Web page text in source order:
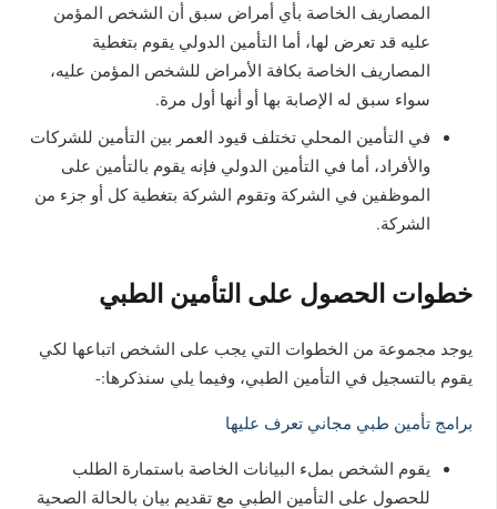
المصاريف الخاصة بأي أمراض سبق أن الشخص المؤمن
عليه قد تعرض لها، أما التأمين الدولي يقوم بتغطية
المصاريف الخاصة بكافة الأمراض للشخص المؤمن عليه،
سواء سبق له الإصابة بها أو أنها أول مرة.
في التأمين المحلي تختلف قيود العمر بين التأمين للشركات
والأفراد، أما في التأمين الدولي فإنه يقوم بالتأمين على
الموظفين في الشركة وتقوم الشركة بتغطية كل أو جزء من
الشركة.
خطوات الحصول على التأمين الطبي
يوجد مجموعة من الخطوات التي يجب على الشخص اتباعها لكي
يقوم بالتسجيل في التأمين الطبي، وفيما يلي سنذكرها:-
برامج تأمين طبي مجاني تعرف عليها
يقوم الشخص بملء البيانات الخاصة باستمارة الطلب
للحصول على التأمين الطبي مع تقديم بيان بالحالة الصحية